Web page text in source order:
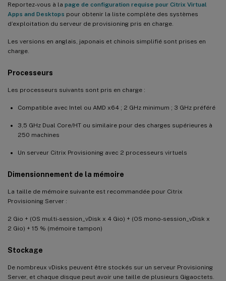
Reportez-vous à la page de configuration requise pour Citrix Virtual
Apps and Desktops pour obtenir la liste complète des systèmes
d’exploitation du serveur de provisioning pris en charge.
Les versions en anglais, japonais et chinois simplifié sont prises en
charge.
Processeurs
Les processeurs suivants sont pris en charge :
Compatible avec Intel ou AMD x64 ; 2 GHz minimum ; 3 GHz préféré
3,5 GHz Dual Core/HT ou similaire pour des charges supérieures à
250 machines
Un serveur Citrix Provisioning avec 2 processeurs virtuels
Dimensionnement de la mémoire
La taille de mémoire suivante est recommandée pour Citrix
Provisioning Server :
2 Gio + (OS multi-session_vDisk x 4 Gio) + (OS mono-session_vDisk x
2 Gio) + 15 % (mémoire tampon)
Stockage
De nombreux vDisks peuvent être stockés sur un serveur Provisioning
Server, et chaque disque peut avoir une taille de plusieurs Gigaoctets.